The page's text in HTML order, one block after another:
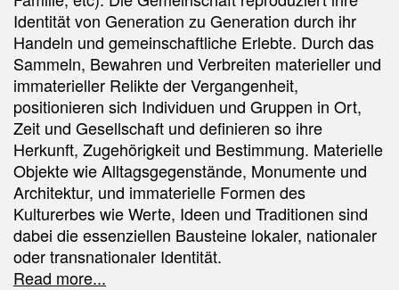
Identität von Generation zu Generation durch ihr
Handeln und gemeinschaftliche Erlebte. Durch das
Sammeln, Bewahren und Verbreiten materieller und
immaterieller Relikte der Vergangenheit,
positionieren sich Individuen und Gruppen in Ort,
Zeit und Gesellschaft und definieren so ihre
Herkunft, Zugehörigkeit und Bestimmung. Materielle
Objekte wie Alltagsgegenstände, Monumente und
Architektur, und immaterielle Formen des
Kulturerbes wie Werte, Ideen und Traditionen sind
dabei die essenziellen Bausteine lokaler, nationaler
oder transnationaler Identität.
Read more...